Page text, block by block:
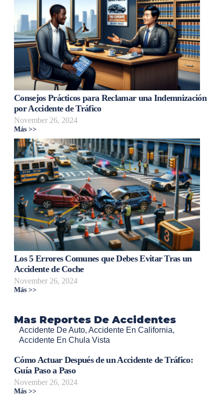
Consejos Prácticos para Reclamar una Indemnización
por Accidente de Tráfico
November 26, 2024
Más >>
Los 5 Errores Comunes que Debes Evitar Tras un
Accidente de Coche
November 26, 2024
Más >>
Mas Reportes De Accidentes
Accidente De Auto, Accidente En California,
Accidente En Chula Vista
Cómo Actuar Después de un Accidente de Tráfico:
Guía Paso a Paso
November 26, 2024
Más >>